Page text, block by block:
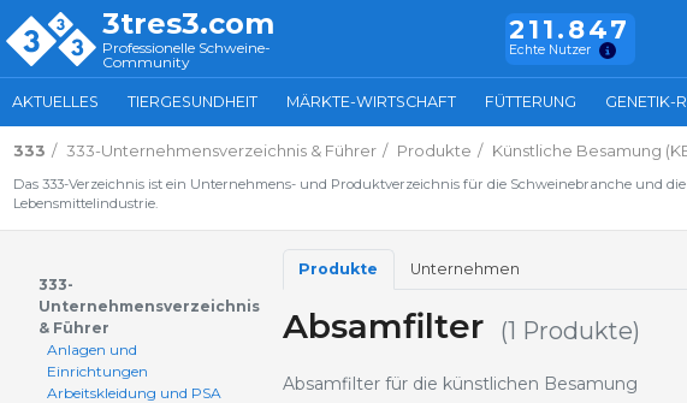
3tres3.com
Professionelle Schweine-
Community
211.847
Echte Nutzer
AKTUELLES TIERGESUNDHEIT MÄRKTE-WIRTSCHAFT FÜTTERUNG GENETIK-
333 333-Unternehmensverzeichnis & Führer Produkte Künstliche Besamung
Das 333-Verzeichnis ist ein Unternehmens- und Produktverzeichnis für die Schweinebranche und
Lebensmittelindustrie.
333-
Unternehmensverzeichnis
& Führer
Anlagen und
Einrichtungen
Arbeitskleidung und PSA
Produkte Unternehmen
Absamfilter (1 Produkte)
Absamfilter für die künstlichen Besamung